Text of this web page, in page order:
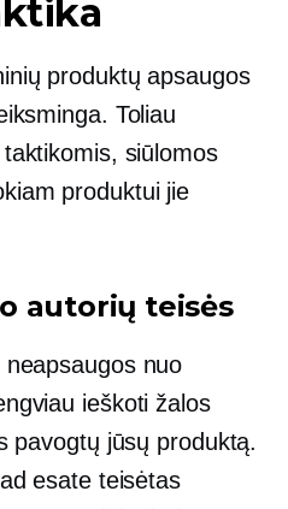
produktų apsaugos
Toliau
siūlomos
produktui jie
autorių teisės
nuo
ieškoti žalos
pavogtų jūsų produktą.
esate teisėtas